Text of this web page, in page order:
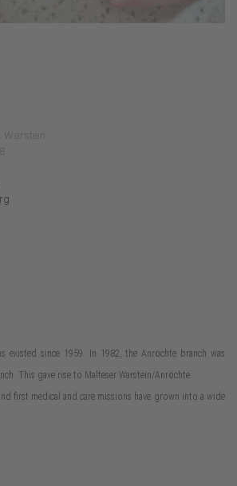
Warstein
existed since 1959. In 1982, the Anröchte branch was
This gave rise to Malteser Warstein/Anröchte.
first medical and care missions have grown into a wide